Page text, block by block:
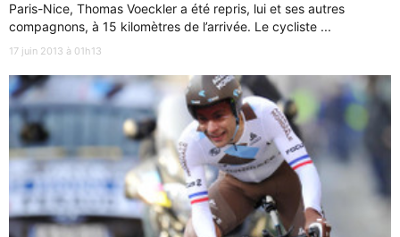
Paris-Nice, Thomas Voeckler a été repris, lui et ses autres
compagnons, à 15 kilomètres de l’arrivée. Le cycliste ...
17 juin 2013 à 01h13